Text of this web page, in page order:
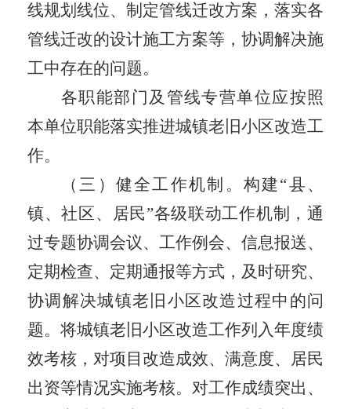
线规划线位、制定管线迁改方案，落实各
管线迁改的设计施工方案等，协调解决施
工中存在的问题。
各职能部门及管线专营单位应按照
本单位职能落实推进城镇老旧小区改造工
作。
（三）健全工作机制。 构建“县、
镇、社区、居民”各级联动工作机制，通
过专题协调会议、工作例会、信息报送、
定期检查、定期通报等方式，及时研究、
协调解决城镇老旧小区改造过程中的问
题。将城镇老旧小区改造工作列入年度绩
效考核，对项目改造成效、满意度、居民
出资等情况实施考核。对工作成绩突出、